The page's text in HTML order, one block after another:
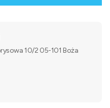
10/2 05-101 Boża